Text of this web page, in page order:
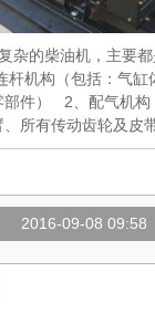
杂的柴油机，主要
机构（包括：气缸
部件） 2、配气机构
所有传动齿轮及皮
2016-09-08 09:58